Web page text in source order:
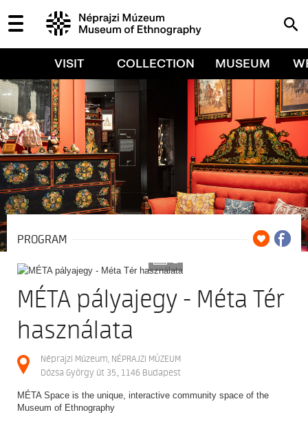
VISIT COLLECTION MUSEUM
PROGRAM
2
MÉTA pályajegy - Méta Tér
használata
Néprajzi Múzeum, NÉPRAJZI MÚZEUM
Dózsa György út 35., 1146 Budapest
MÉTA Space is the unique, interactive community space of the
Museum of Ethnography